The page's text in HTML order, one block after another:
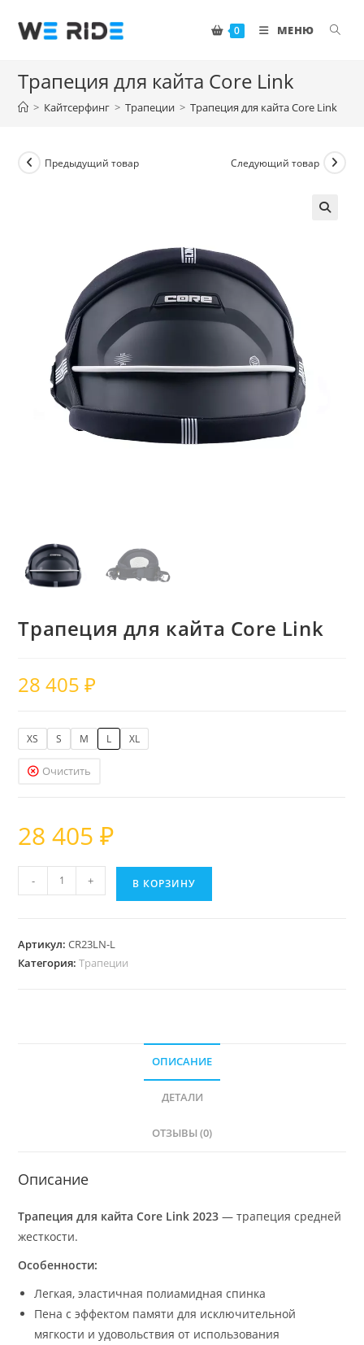
0 МЕНЮ
Трапеция для кайта Core Link
> Кайтсерфинг > Трапеции > Трапеция для кайта Core Link
Предыдущий товар Следующий товар
Трапеция для кайта Core Link
28 405₽
XS S M L XL
Очистить
28 405₽
Количество
товара
кайта
- + В КОРЗИНУ
Артикул:CR23LN-L
Категория:Трапеции
ОПИСАНИЕ
ДЕТАЛИ
ОТЗЫВЫ (0)
Описание
Трапеция для кайта Core Link 2023 — трапеция средней
жесткости.
Особенности:
Легкая, эластичная полиамидная спинка
Пена с эффектом памяти для исключительной
мягкости и удовольствия от использования